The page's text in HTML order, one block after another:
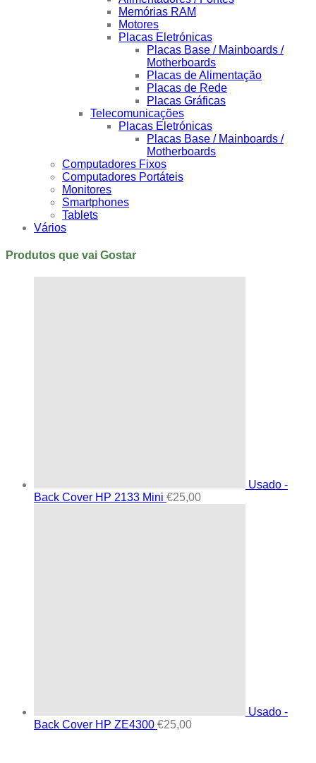
Memórias RAM
Motores
Placas Eletrónicas
Placas Base / Mainboards /
Motherboards
Placas de Alimentação
Placas de Rede
Placas Gráficas
Telecomunicações
Placas Eletrónicas
Placas Base / Mainboards /
Motherboards
Computadores Fixos
Computadores Portáteis
Monitores
Smartphones
Tablets
Vários
Produtos que vai Gostar
Usado -
Back Cover HP 2133 Mini €25,00
Usado -
Back Cover HP ZE4300 €25,00